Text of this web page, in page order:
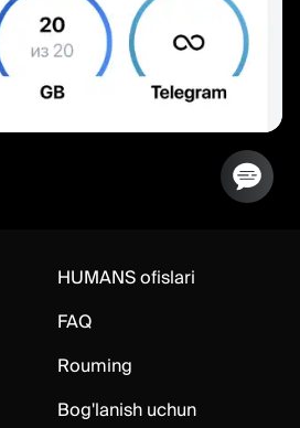
HUMANS ofislari
FAQ
Rouming
Bog'lanish uchun